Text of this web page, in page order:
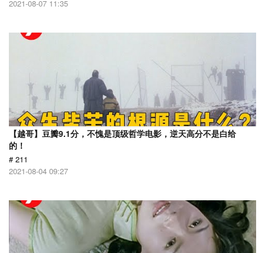
2021-08-07 11:35
【越哥】豆瓣9.1分，不愧是顶级哲学电影，逆天高分不是白给
的！
# 211
2021-08-04 09:27